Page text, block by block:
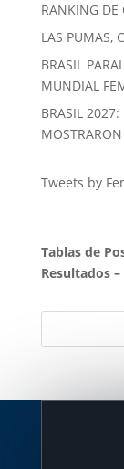
RANKING DE
LAS PUMAS,
BRASIL
MUNDIAL
BRASIL
Tweets by
Tablas de
Resultados–